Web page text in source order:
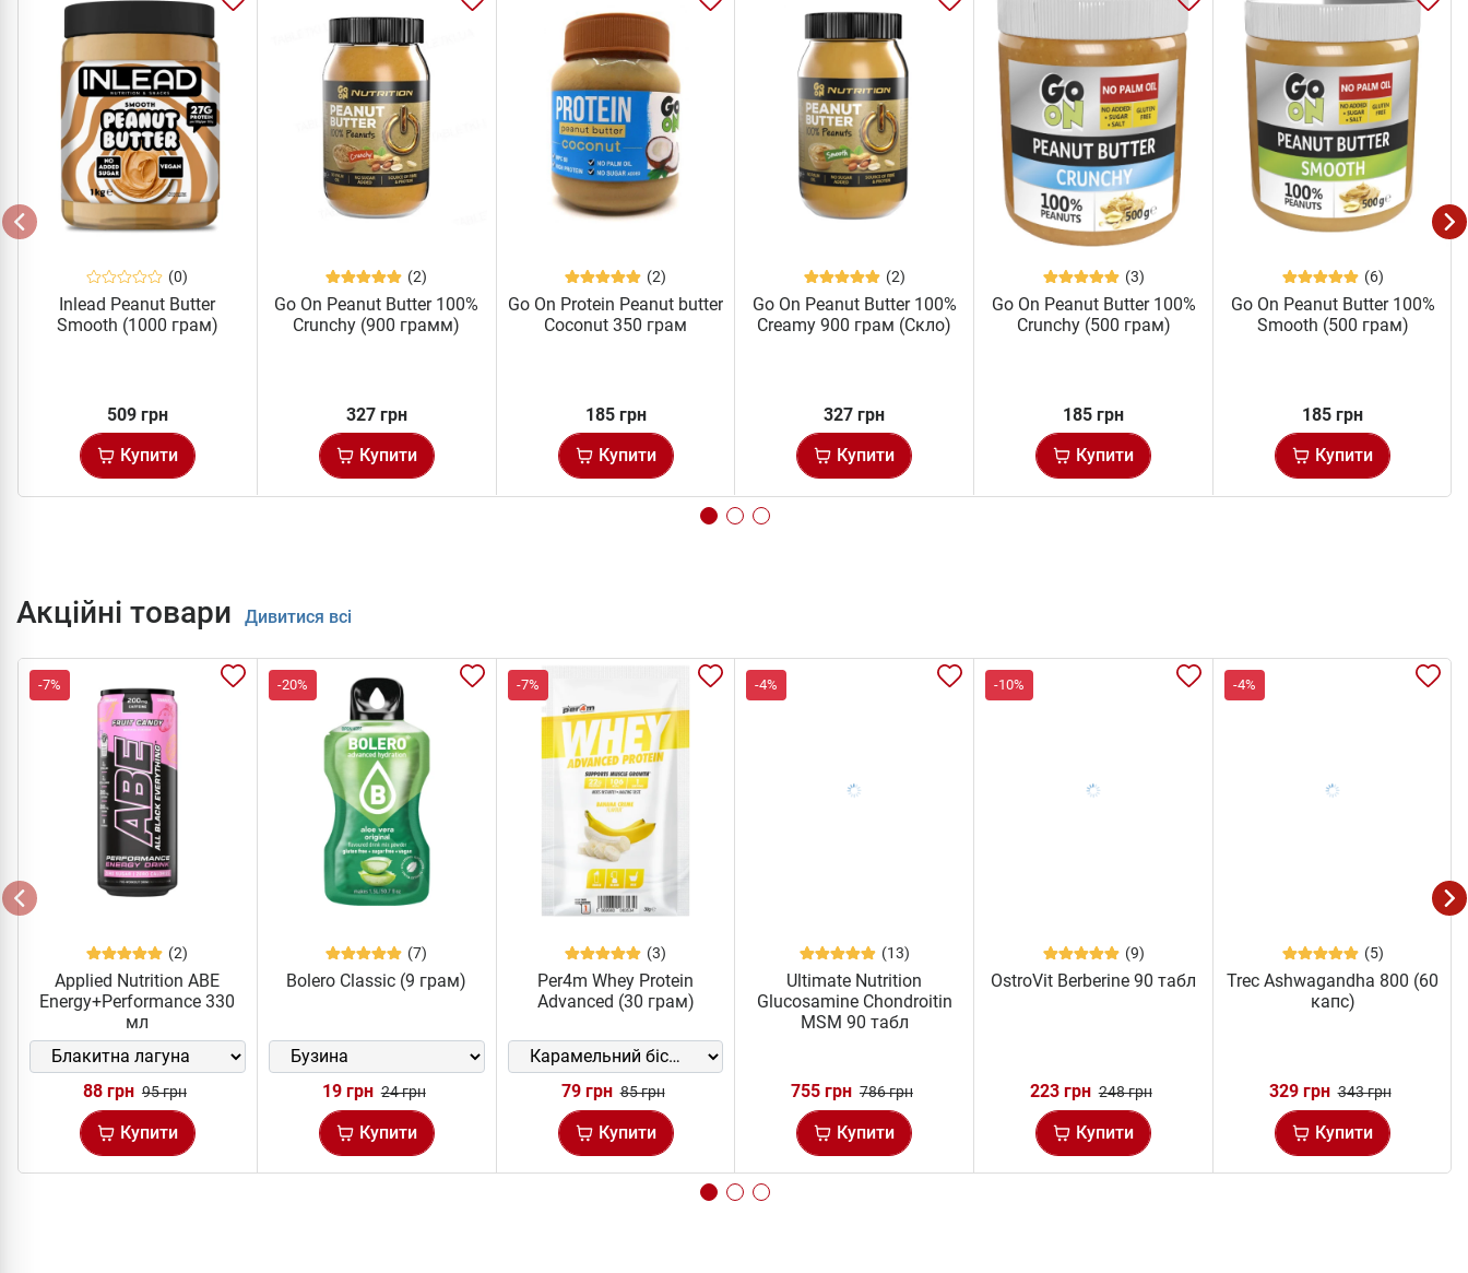
(0)
Inlead Peanut Butter
Smooth (1000 грам)
509 грн
Купити
(2)
Go On Peanut Butter 100%
Crunchy (900 грамм)
327 грн
Купити
(2)
Go On Protein Peanut butter
Coconut 350 грам
185 грн
Купити
(2)
Go On Peanut Butter 100%
Creamy 900 грам (Скло)
327 грн
Купити
(3)
Go On Peanut Butter 100%
Crunchy (500 грам)
185 грн
Купити
(6)
Go On Peanut Butter 100%
Smooth (500 грам)
185 грн
Купити
Акційні товари Дивитися всі
-7%
(2)
Applied Nutrition ABE
Energy+Performance 330
мл
88 грн 95 грн
Купити
-20%
(7)
Bolero Classic (9 грам)
19 грн 24 грн
Купити
-7%
(3)
Per4m Whey Protein
Advanced (30 грам)
79 грн 85 грн
Купити
-4%
(13)
Ultimate Nutrition
Glucosamine Chondroitin
MSM 90 табл
755 грн 786 грн
Купити
-10%
(9)
OstroVit Berberine 90 табл
223 грн 248 грн
Купити
-4%
(5)
Trec Ashwagandha 800 (60
капс)
329 грн 343 грн
Купити